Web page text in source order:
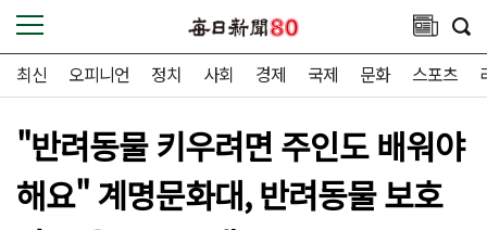
최신 오피니언 정치 사회 경제 국제 문화 스포츠
"반려동물 키우려면 주인도 배워야
해요" 계명문화대, 반려동물 보호